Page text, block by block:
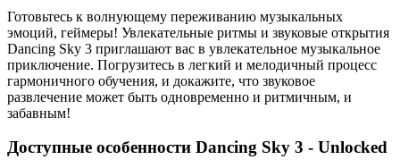
Готовьтесь к волнующему переживанию музыкальных
эмоций, геймеры! Увлекательные ритмы и звуковые открытия
Dancing Sky 3 приглашают вас в увлекательное музыкальное
приключение. Погрузитесь в легкий и мелодичный процесс
гармоничного обучения, и докажите, что звуковое
развлечение может быть одновременно и ритмичным, и
забавным!
Доступные особенности Dancing Sky 3 - Unlocked